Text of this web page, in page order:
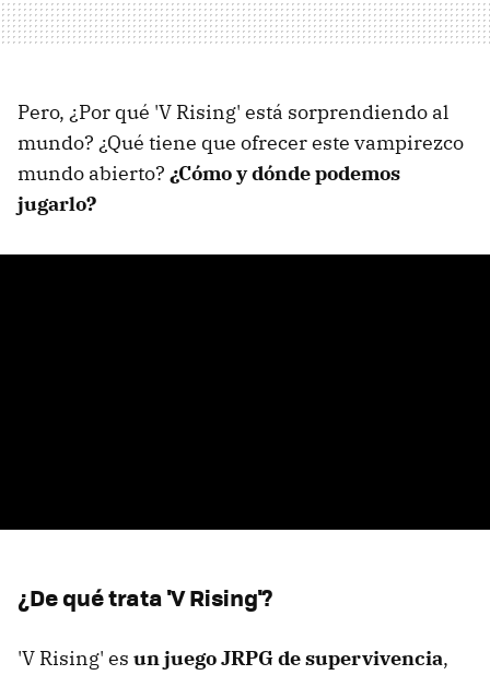
Pero, ¿Por qué 'V Rising' está sorprendiendo al
mundo? ¿Qué tiene que ofrecer este vampirezco
mundo abierto? ¿Cómo y dónde podemos
jugarlo?
¿De qué trata 'V Rising'?
'V Rising' es un juego JRPG de supervivencia,